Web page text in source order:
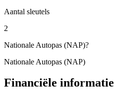
Aantal sleutels
2
Nationale Autopas (NAP)?
Nationale Autopas (NAP)
Financiële informatie